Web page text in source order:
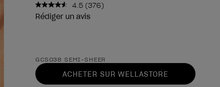
4.5 Lire
376
même
page.
(376)
Rédiger un avis
Forme du produit
GCS038 SEMI-SHEER
ACHETER SUR WELLASTORE